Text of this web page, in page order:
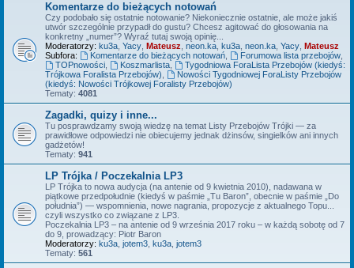
Komentarze do bieżących notowań
Czy podobało się ostatnie notowanie? Niekoniecznie ostatnie, ale może jakiś
utwór szczególnie przypadł do gustu? Chcesz agitować do głosowania na
konkretny „numer”? Wyraź tutaj swoją opinię...
Moderatorzy: ku3a Yacy Mateusz neon.ka ku3a neon.ka Yacy Mateusz
Subfora:
Komentarze do bieżących notowań, Forumowa lista przebojów,
TOPnowości, Koszmarlista,
Tygodniowa ForaLista Przebojów (kiedyś:
Trójkowa Foralista Przebojów)
Nowości Tygodniowej ForaListy Przebojów
(kiedyś: Nowości Trójkowej Foralisty Przebojów)
Tematy: 4081
Zagadki, quizy i inne...
Tu posprawdzamy swoją wiedzę na temat Listy Przebojów Trójki — za
prawidłowe odpowiedzi nie obiecujemy jednak dżinsów, singielków ani innych
gadżetów!
Tematy: 941
LP Trójka / Poczekalnia LP3
LP Trójka to nowa audycja (na antenie od 9 kwietnia 2010), nadawana w
piątkowe przedpołudnie (kiedyś w paśmie „Tu Baron”, obecnie w paśmie „Do
południa”) — wspomnienia, nowe nagrania, propozycje z aktualnego Topu...
czyli wszystko co związane z LP3.
Poczekalnia LP3 – na antenie od 9 września 2017 roku – w każdą sobotę od 7
do 9, prowadzący: Piotr Baron
Moderatorzy: ku3a jotem3 ku3a jotem3
Tematy: 561